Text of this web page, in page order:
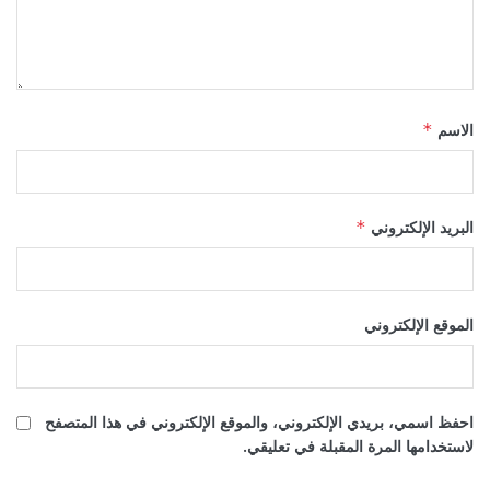
الاسم *
البريد الإلكتروني *
الموقع الإلكتروني
احفظ اسمي، بريدي الإلكتروني، والموقع الإلكتروني في هذا المتصفح
لاستخدامها المرة المقبلة في تعليقي.